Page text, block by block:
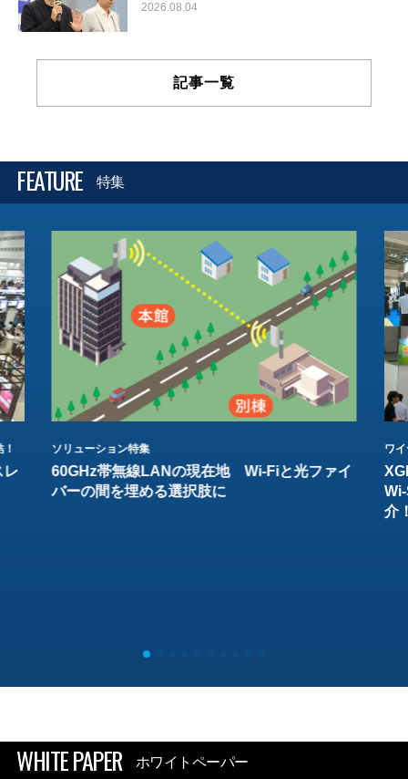
2026.08.04
記事一覧
FEATURE 特集
レ
ソリューション特集
60GHz帯無線LANの現在地 Wi-Fiと光ファイ
バーの間を埋める選択肢に
ワ
介
WHITE PAPER ホワイトペーパー